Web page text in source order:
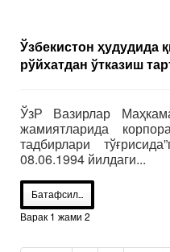
Ўзбекистон ҳудудида
рўйхатдан ўтказиш
ЎзР Вазирлар
жамиятларида
тадбирлари тўғрисида”
08.06.1994 йилдаги...
Батафсил...
Варак 1 жами 2